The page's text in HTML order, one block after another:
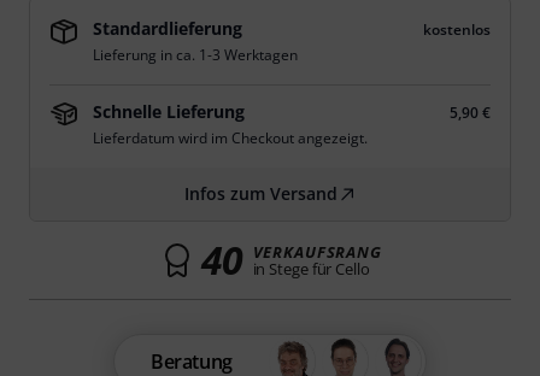
Standardlieferung
kostenlos
Lieferung in ca. 1-3 Werktagen
Schnelle Lieferung
5,90 €
Lieferdatum wird im Checkout angezeigt.
Infos zum Versand
40 VERKAUFSRANG
in Stege für Cello
Beratung